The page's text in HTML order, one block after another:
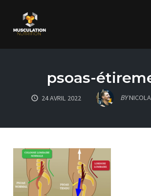
psoas-
24 AVRIL 2022 BY